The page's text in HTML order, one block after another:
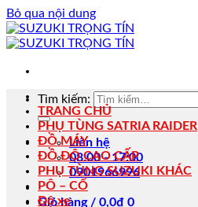
Bỏ qua nội dung
Tìm kiếm:
Liên hệ
08:00 - 17:00
0901966996
Giỏ hàng / 0,0₫ 0
TRANG CHỦ
PHỤ TÙNG SATRIA RAIDER
ĐỒ MÁY
ĐỒ ĐỘ CAO CẤP
PHỤ TÙNG SUZUKI KHÁC
PÔ – CỔ
Độ xe